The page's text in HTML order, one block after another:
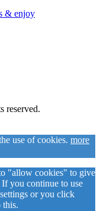
& enjoy
reserved.
use of cookies. more
"allow cookies" to give
you continue to use
or you click
this.